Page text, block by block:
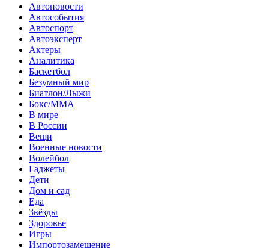
Автоновости
Автособытия
Автоспорт
Автоэксперт
Актеры
Аналитика
Баскетбол
Безумный мир
Биатлон/Лыжи
Бокс/MMA
В мире
В России
Вещи
Военные новости
Волейбол
Гаджеты
Дети
Дом и сад
Еда
Звёзды
Здоровье
Игры
Импортозамещение